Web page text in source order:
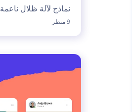
نماذج لآلة ظلال ناعمة
9 منظر